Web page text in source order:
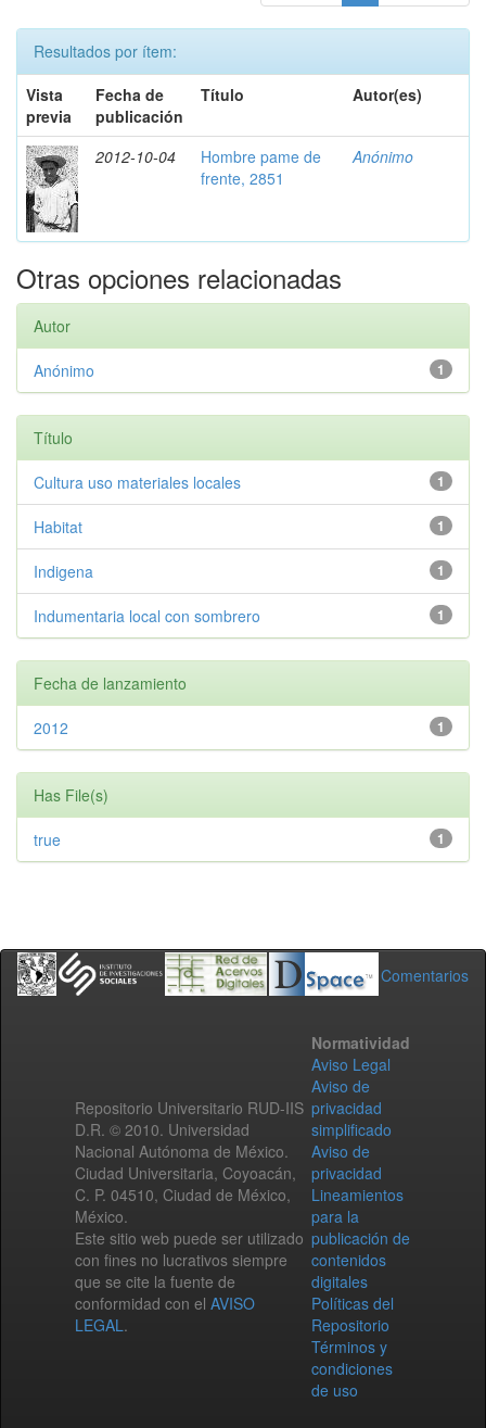
Resultados por ítem:
Vista
previa
Fecha de
publicación
Título Autor(es)
2012-10-04
Hombre pame de
frente, 2851
Anónimo
Otras opciones relacionadas
Autor
1
Anónimo
Título
1
Cultura uso materiales locales
1
Habitat
1
Indigena
1
Indumentaria local con sombrero
Fecha de lanzamiento
1
2012
Has File(s)
1
true
Comentarios
Repositorio Universitario RUD-IIS
D.R. © 2010. Universidad
Nacional Autónoma de México.
Ciudad Universitaria, Coyoacán,
C. P. 04510, Ciudad de México,
México.
Este sitio web puede ser utilizado
con fines no lucrativos siempre
que se cite la fuente de
conformidad con el AVISO
LEGAL.
Normatividad
Aviso Legal
Aviso de
privacidad
simplificado
Aviso de
privacidad
Lineamientos
para la
publicación de
contenidos
digitales
Políticas del
Repositorio
Términos y
condiciones
de uso